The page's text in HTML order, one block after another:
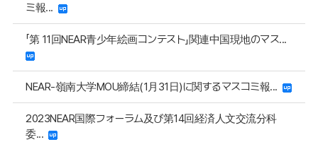
ミ報...
「第 11回NEAR青少年絵画コンテスト」関連中国現地のマス...
NEAR‐嶺南大学MOU締結(1月31日)に関するマスコミ報...
2023NEAR国際フォーラム及び第14回経済人文交流分科
委...